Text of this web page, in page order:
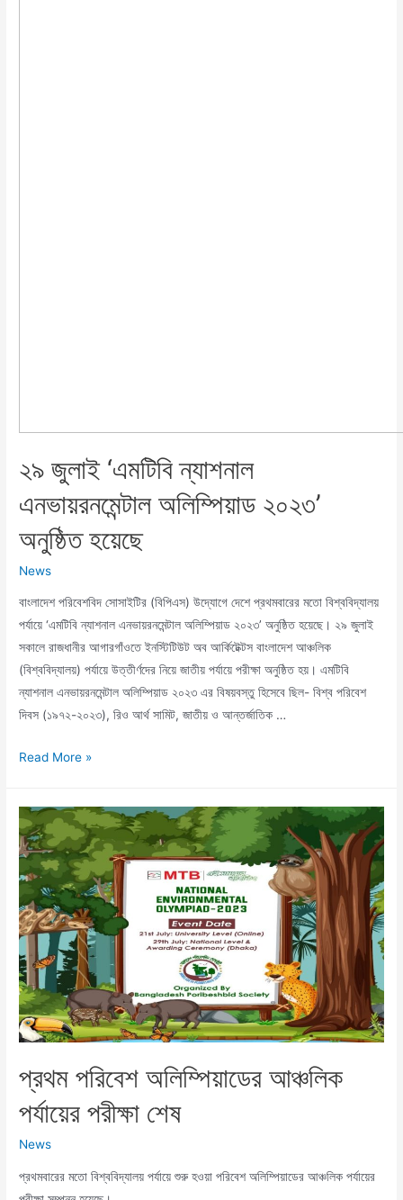
২৯ জুলাই ‘এমটিবি ন্যাশনাল
এনভায়রনমেন্টাল অলিম্পিয়াড ২০২৩’
অনুষ্ঠিত হয়েছে
News
বাংলাদেশ পরিবেশবিদ সোসাইটির (বিপিএস) উদ্যোগে দেশে প্রথমবারের মতো বিশ্ববিদ্যালয়
পর্যায়ে ‘এমটিবি ন্যাশনাল এনভায়রনমেন্টাল অলিম্পিয়াড ২০২৩’ অনুষ্ঠিত হয়েছে। ২৯ জুলাই
সকালে রাজধানীর আগারগাঁওতে ইনস্টিটিউট অব আর্কিটেক্টস বাংলাদেশ আঞ্চলিক
(বিশ্ববিদ্যালয়) পর্যায়ে উত্তীর্ণদের নিয়ে জাতীয় পর্যায়ে পরীক্ষা অনুষ্ঠিত হয়। এমটিবি
ন্যাশনাল এনভায়রনমেন্টাল অলিম্পিয়াড ২০২৩ এর বিষয়বস্তু হিসেবে ছিল- বিশ্ব পরিবেশ
দিবস (১৯৭২-২০২৩), রিও আর্থ সামিট, জাতীয় ও আন্তর্জাতিক …
Read More »
প্রথম পরিবেশ অলিম্পিয়াডের আঞ্চলিক
পর্যায়ের পরীক্ষা শেষ
News
প্রথমবারের মতো বিশ্ববিদ্যালয় পর্যায়ে শুরু হওয়া পরিবেশ অলিম্পিয়াডের আঞ্চলিক পর্যায়ের